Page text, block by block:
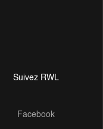
Suivez RWL
Facebook